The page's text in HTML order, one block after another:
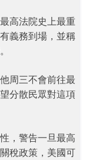
高法院史上最重
義務到場，並稱
周三不會前往最
分散民眾對這項
，警告一旦最高
稅政策，美國可